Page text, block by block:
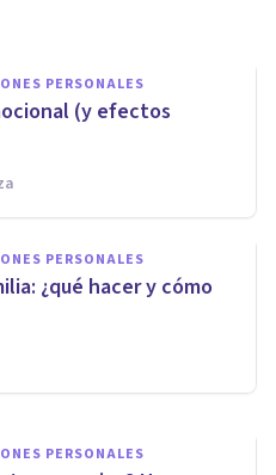
PERSONALES
(y efectos
PERSONALES
¿qué hacer y cómo
psicológico?
PERSONALES